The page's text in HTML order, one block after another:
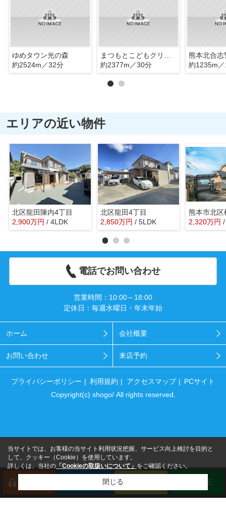
ゆめタウン光の森
約2524m／32分
約2377m／30分
約1235m
エリアの近い物件
北区龍田陳内4丁目
2,900万円 / 4LDK
北区龍田4丁目
2,850万円 / 5LDK
熊本市北区
2,320万円
電話でお問い合わせ
営業時間：10:00～18:00
定休日：毎週水曜日・年末年始
ホーム 会社概要
お問い合わせ 来店予約
プライバシーポリシー 利用規約 アクセスマップ
PCサイト
Copyright(c) shogo/ All rights reserved.
来店予約 LINE
当サイトでは、お客様の当サイト利用状況把握、サービス向上検討を目的と
して、クッキー（Cookie）を使用しています。
詳しくは、当社の「Cookieの取扱いについて」をご確認ください。
閉じる